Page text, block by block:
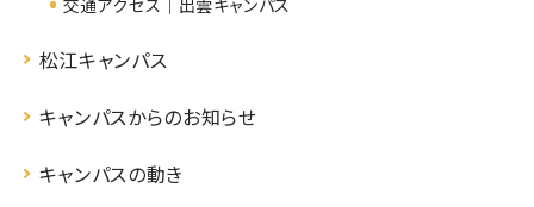
松江キャンパス
キャンパスからのお知らせ
キャンパスの動き